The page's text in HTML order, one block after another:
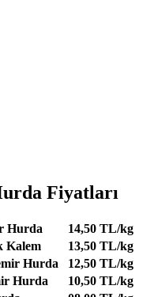
Fiyatları
Hurda
14,50 TL/kg
Kalem
13,50 TL/kg
Hurda
12,50 TL/kg
Hurda
10,50 TL/kg